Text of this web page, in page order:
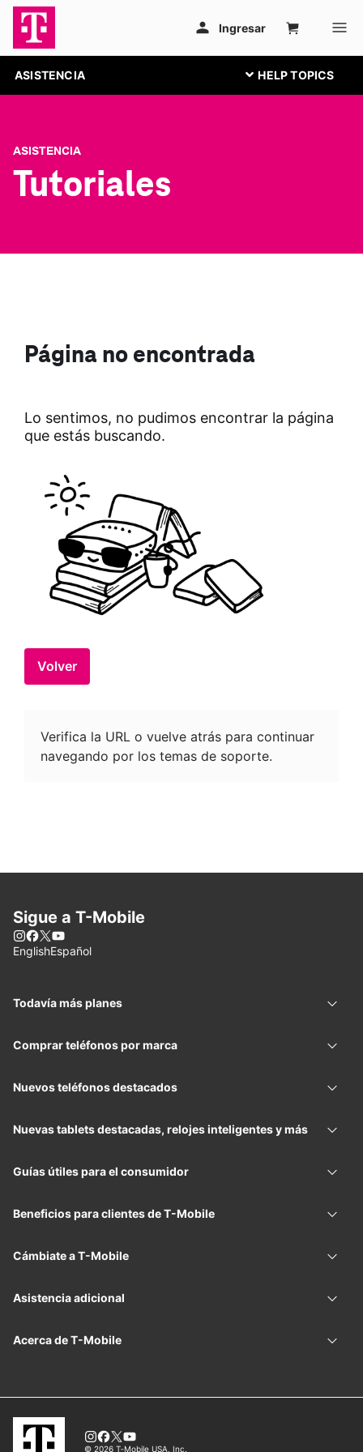
ASISTENCIA
ASISTENCIA
Tutoriales